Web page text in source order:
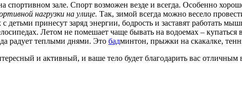
спортивном зале. Спорт возможен везде и всегда. Особенно
нагрузки на улице. Так, зимой всегда можно весело
детьми принесут заряд энергии, бодрость и заставят работать
Летом не помешает чаще бывать на водоемах – купаться
радует теплыми днями. Это бадминтон, прыжки на скакалке,
и активный, и ваше тело будет благодарить вас